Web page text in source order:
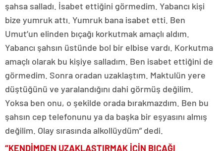
şahsa salladı. İsabet ettiğini görmedim. Yabancı kişi
bize yumruk attı. Yumruk bana isabet etti. Ben
Umut’un elinden bıçağı korkutmak amaçlı aldım.
Yabancı şahsın üstünde bol bir elbise vardı. Korkutma
amaçlı olarak bu kişiye salladım. Ben isabet ettiğini de
görmedim. Sonra oradan uzaklaştım. Maktulün yere
düştüğünü ve yaralandığını dahi görmüş değilim.
Yoksa ben onu, o şekilde orada bırakmazdım. Ben bu
şahsın cep telefonunu ya da başka bir eşyasını almış
değilim. Olay sırasında alkollüydüm” dedi.
“KENDİMDEN UZAKLAŞTIRMAK İÇİN BIÇAĞI